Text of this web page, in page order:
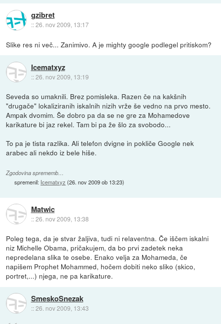
gzibret
::26. nov 2009, 13:17
Slike res ni več... Zanimivo. A je mighty google podlegel pritiskom?
Icematxyz
::26. nov 2009, 13:19
Seveda so umaknili. Brez pomisleka. Razen če na kakšnih
"drugače" lokaliziranih iskalnih nizih vrže še vedno na prvo mesto.
Ampak dvomim. Še dobro pa da se ne gre za Mohamedove
karikature bi jaz rekel. Tam bi pa že šlo za svobodo...
To pa je tista razlika. Ali telefon dvigne in pokliče Google nek
arabec ali nekdo iz bele hiše.
Zgodovina sprememb…
spremenil: Icematxyz (26. nov 2009 ob 13:23)
Matwic
::26. nov 2009, 13:38
Poleg tega, da je stvar žaljiva, tudi ni relaventna. Če iščem iskalni
niz Michelle Obama, pričakujem, da bo prvi zadetek neka
nepredelana slika te osebe. Enako velja za Mohameda, če
napišem Prophet Mohammed, hočem dobiti neko sliko (skico,
portret,...) njega, ne pa karikature.
SmeskoSnezak
::26. nov 2009, 13:43